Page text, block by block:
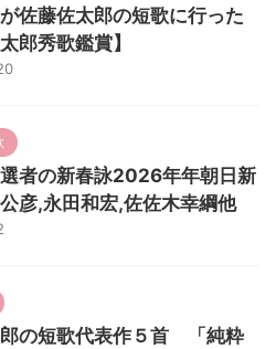
佐藤佐太郎の短歌に行った
郎秀歌鑑賞】
者の新春詠2026年年朝日新
彦,永田和宏,佐佐木幸綱他
の短歌代表作５首 「純粋